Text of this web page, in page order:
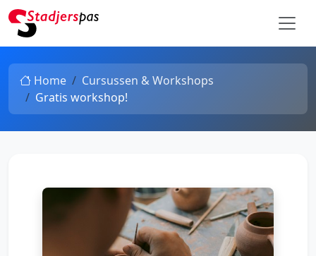
Home
Cursussen & Workshops
Gratis workshop!